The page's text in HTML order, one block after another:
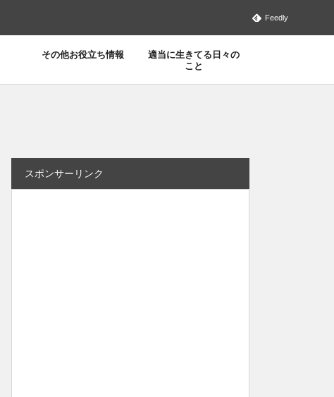
Feedly
その他お役立ち情報
適当に生きてる日々の
こと
スポンサーリンク